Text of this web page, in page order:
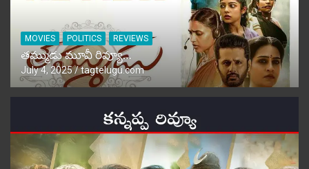
MOVIES POLITICS REVIEWS
తమ్ముడు మూవీ రివ్యూ…
July 4, 2025 tagtelugu.com